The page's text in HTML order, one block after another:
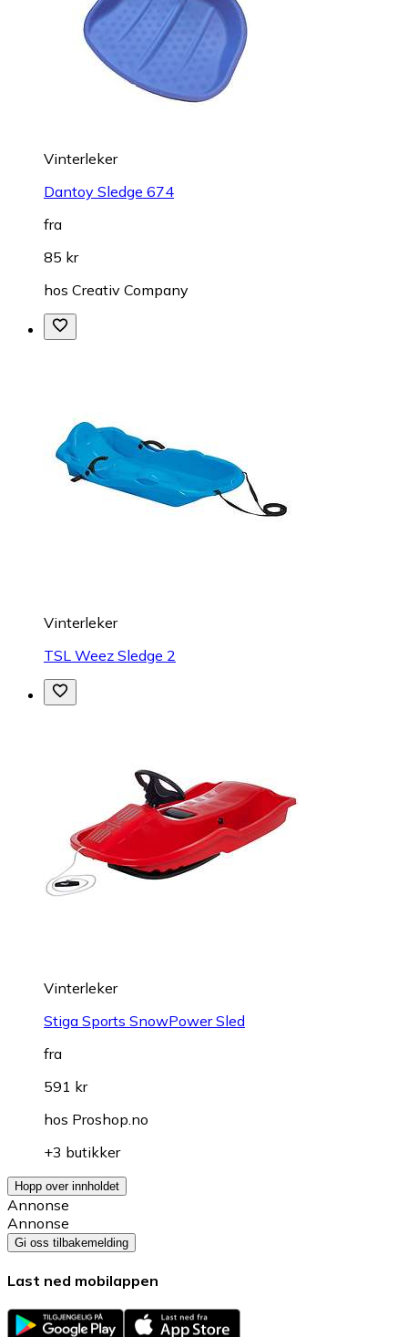
Vinterleker
Dantoy Sledge 674
fra
85 kr
hos Creativ Company
Vinterleker
TSL Weez Sledge 2
Vinterleker
Stiga Sports SnowPower Sled
fra
591 kr
hos Proshop.no
+3 butikker
Hopp over innholdet
Annonse
Annonse
Gi oss tilbakemelding
Last ned mobilappen